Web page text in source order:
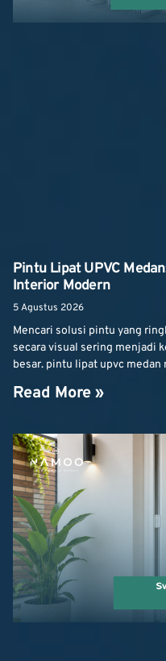
Pintu Lipat UPVC
Interior Modern
5 Agustus 2026
Mencari solusi pintu yang
secara visual sering menjadi
besar. pintu lipat upvc medan
Read More »